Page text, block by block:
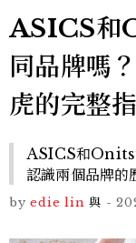
ASICS
同品牌嗎
虎的完整
ASICS和
認識兩個品牌的
by edie lin 與 -